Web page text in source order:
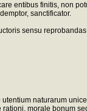
entibus finitis, non
sanctificator.
sensu
naturarum
morale bonum